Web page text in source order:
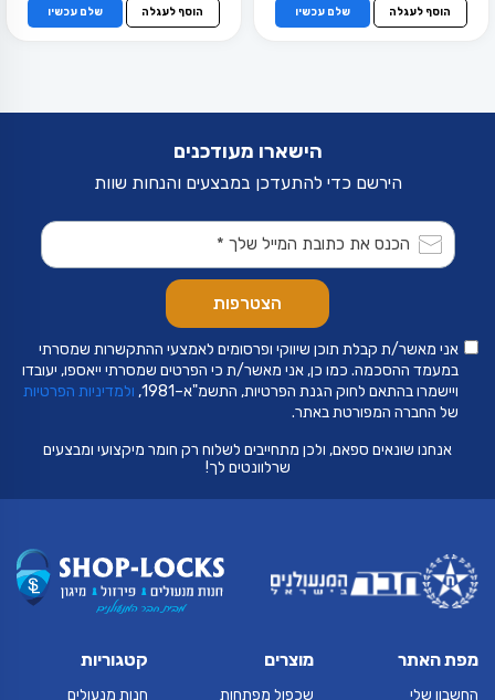
הוסף לעגלה שלם עכשיו
היה:
₪120.
הוא:
₪99.
הוסף לעגלה שלם עכשיו
הישארו מעודכנים
הירשם כדי להתעדכן במבצעים והנחות שוות
אני מאשר/ת קבלת תוכן שיווקי ופרסומים לאמצעי ההתקשרות שמסרתי
במעמד ההסכמה. כמו כן, אני מאשר/ת כי הפרטים שמסרתי ייאספו, יעובדו
ויישמרו בהתאם לחוק הגנת הפרטיות, התשמ"א–1981,
ולמדיניות הפרטיות
של החברה המפורטת באתר.
אנחנו שונאים ספאם, ולכן מתחייבים לשלוח רק חומר מיקצועי ומבצעים
שרלוונטים לך!
מפת האתר
החשבון שלי
מוצרים
שכפול מפתחות
קטגוריות
חנות מנעולים